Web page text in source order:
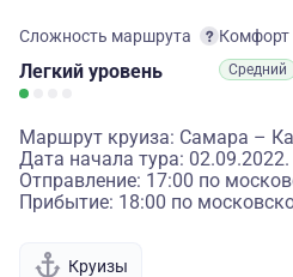
Сложность маршрута
Легкий уровень
Комфорт
Средний
Маршрут круиза: Самара –
Дата начала тура: 02.09.2022.
Отправление: 17:00 по
Прибытие: 18:00 по
Круизы